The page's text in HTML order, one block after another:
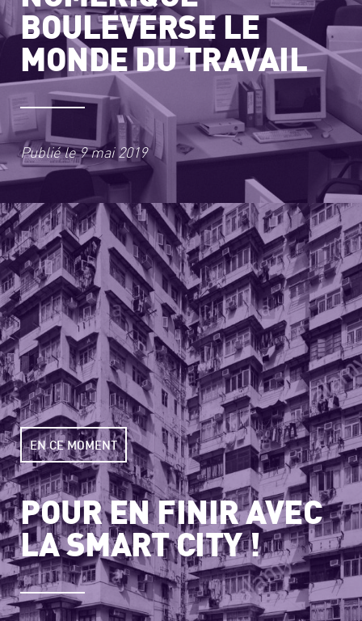
BOULEVERSE LE
MONDE DU TRAVAIL
Publié le9 mai 2019
EN CE MOMENT
POUR EN FINIR AVEC
LA SMART CITY !